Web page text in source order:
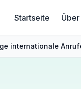
Startseite
internationale